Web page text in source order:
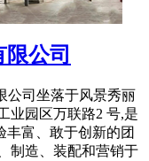
公司
公司坐落于风景秀丽
业园区万联路2 号,是
丰富、敢于创新的团
制造、装配和营销于